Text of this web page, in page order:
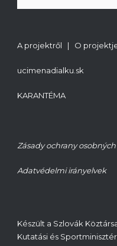
A projektről | O
ucimenadialku.sk
KARANTÉMA
Zásady ochrany
Adatvédelmi irányelvek
Készült a Szlovák
Kutatási és